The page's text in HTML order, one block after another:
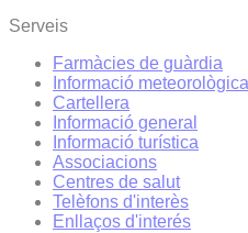
Serveis
Farmàcies de guàrdia
Informació meteorològica
Cartellera
Informació general
Informació turística
Associacions
Centres de salut
Telèfons d'interès
Enllaços d'interés